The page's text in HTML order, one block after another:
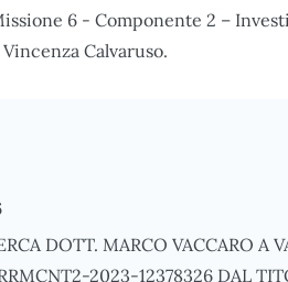
6 - Componente 2 –
Calvaruso.
DOTT. MARCO VACCARO A
2023-12378326 DAL